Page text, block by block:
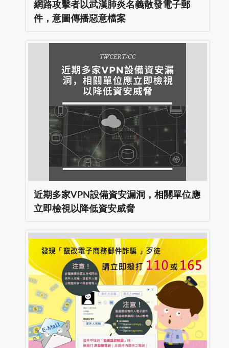
網路攻擊者以武漢肺炎名義散發電子郵
件，意圖傳播惡意檔案
近期多家VPN設備資安漏洞，相關單位應
立即檢視以降低資安威脅